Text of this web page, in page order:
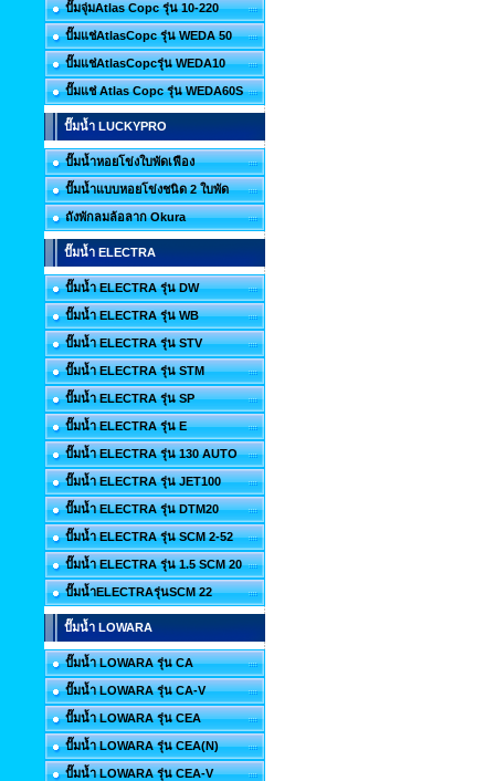
ปั๊มจุ่มAtlas Copc รุ่น 10-220
ปั๊มแช่AtlasCopc รุ่น WEDA 50
ปั๊มแช่AtlasCopcรุ่น WEDA10
ปั๊มแช่ Atlas Copc รุ่น WEDA60S
ปั๊มน้ำ LUCKYPRO
ปั๊มน้ำหอยโข่งใบพัดเฟือง
ปั๊มน้ำแบบหอยโข่งชนิด 2 ใบพัด
ถังพักลมล้อลาก Okura
ปั๊มน้ำ ELECTRA
ปั๊มน้ำ ELECTRA รุ่น DW
ปั๊มน้ำ ELECTRA รุ่น WB
ปั๊มน้ำ ELECTRA รุ่น STV
ปั๊มน้ำ ELECTRA รุ่น STM
ปั๊มน้ำ ELECTRA รุ่น SP
ปั๊มน้ำ ELECTRA รุ่น E
ปั๊มน้ำ ELECTRA รุ่น 130 AUTO
ปั๊มน้ำ ELECTRA รุ่น JET100
ปั๊มน้ำ ELECTRA รุ่น DTM20
ปั๊มน้ำ ELECTRA รุ่น SCM 2-52
ปั๊มน้ำ ELECTRA รุ่น 1.5 SCM 20
ปั๊มน้ำELECTRAรุ่นSCM 22
ปั๊มน้ำ LOWARA
ปั๊มน้ำ LOWARA รุ่น CA
ปั๊มน้ำ LOWARA รุ่น CA-V
ปั๊มน้ำ LOWARA รุ่น CEA
ปั๊มน้ำ LOWARA รุ่น CEA(N)
ปั๊มน้ำ LOWARA รุ่น CEA-V